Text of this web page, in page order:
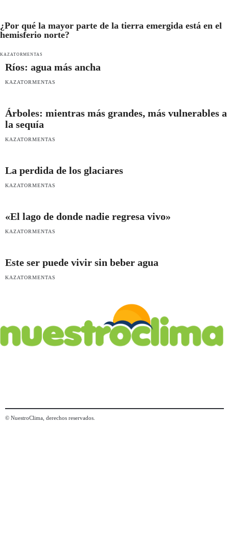
¿Por qué la mayor parte de la tierra emergida está en el
hemisferio norte?
KAZATORMENTAS
Ríos: agua más ancha
KAZATORMENTAS
Árboles: mientras más grandes, más vulnerables a
la sequía
KAZATORMENTAS
La perdida de los glaciares
KAZATORMENTAS
«El lago de donde nadie regresa vivo»
KAZATORMENTAS
Este ser puede vivir sin beber agua
KAZATORMENTAS
© NuestroClima, derechos reservados.